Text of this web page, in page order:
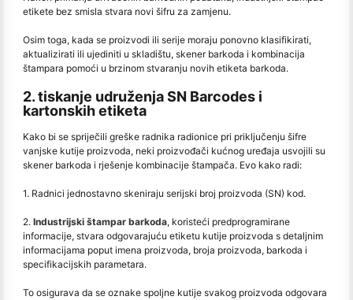
etikete bez smisla stvara novi šifru za zamjenu.
Osim toga, kada se proizvodi ili serije moraju ponovno klasifikirati,
aktualizirati ili ujediniti u skladištu, skener barkoda i kombinacija
štampara pomoći u brzinom stvaranju novih etiketa barkoda.
2. tiskanje udruženja SN Barcodes i
kartonskih etiketa
Kako bi se spriječili greške radnika radionice pri priključenju šifre
vanjske kutije proizvoda, neki proizvođači kućnog uređaja usvojili su
skener barkoda i rješenje kombinacije štampača. Evo kako radi:
1. Radnici jednostavno skeniraju serijski broj proizvoda (SN) kod.
2. Industrijski štampar barkoda, koristeći predprogramirane
informacije, stvara odgovarajuću etiketu kutije proizvoda s detaljnim
informacijama poput imena proizvoda, broja proizvoda, barkoda i
specifikacijskih parametara.
To osigurava da se oznake spoljne kutije svakog proizvoda odgovara